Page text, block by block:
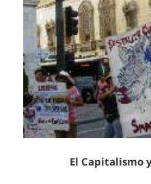
El Capitalismo